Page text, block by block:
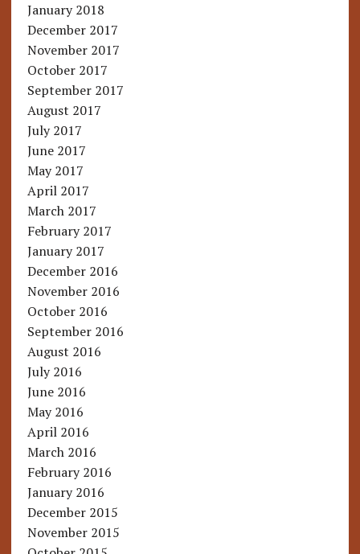
January 2018
December 2017
November 2017
October 2017
September 2017
August 2017
July 2017
June 2017
May 2017
April 2017
March 2017
February 2017
January 2017
December 2016
November 2016
October 2016
September 2016
August 2016
July 2016
June 2016
May 2016
April 2016
March 2016
February 2016
January 2016
December 2015
November 2015